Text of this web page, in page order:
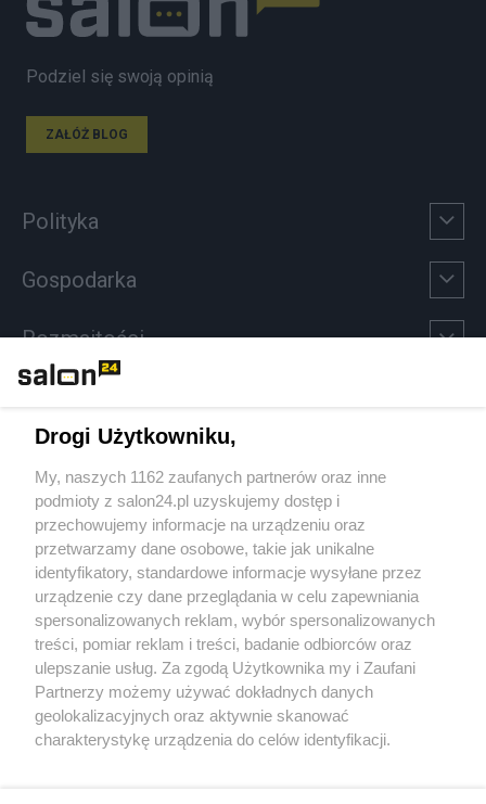
Podziel się swoją opinią
ZAŁÓŻ BLOG
Polityka
Gospodarka
Rozmaitości
Sport
Społeczeństwo
Kultura
X Facebook Instagram Youtube
Drogi Użytkowniku,
My, naszych 1162 zaufanych partnerów oraz inne
podmioty z salon24.pl uzyskujemy dostęp i
przechowujemy informacje na urządzeniu oraz
przetwarzamy dane osobowe, takie jak unikalne
identyfikatory, standardowe informacje wysyłane przez
urządzenie czy dane przeglądania w celu zapewniania
spersonalizowanych reklam, wybór spersonalizowanych
treści, pomiar reklam i treści, badanie odbiorców oraz
ulepszanie usług. Za zgodą Użytkownika my i Zaufani
Partnerzy możemy używać dokładnych danych
geolokalizacyjnych oraz aktywnie skanować
charakterystykę urządzenia do celów identyfikacji.